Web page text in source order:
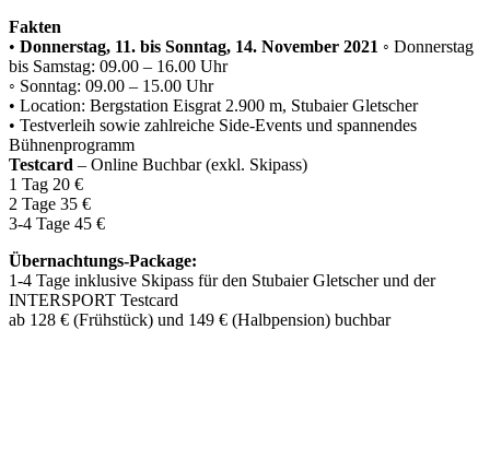
Fakten
• Donnerstag, 11. bis Sonntag, 14. November 2021 ◦ Donnerstag
bis Samstag: 09.00 – 16.00 Uhr
◦ Sonntag: 09.00 – 15.00 Uhr
• Location: Bergstation Eisgrat 2.900 m, Stubaier Gletscher
• Testverleih sowie zahlreiche Side-Events und spannendes
Bühnenprogramm
Testcard – Online Buchbar (exkl. Skipass)
1 Tag 20 €
2 Tage 35 €
3-4 Tage 45 €
Übernachtungs-Package:
1-4 Tage inklusive Skipass für den Stubaier Gletscher und der
INTERSPORT Testcard
ab 128 € (Frühstück) und 149 € (Halbpension) buchbar